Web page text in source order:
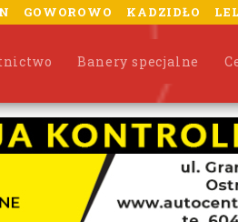
GOWOROWO KADZIDŁO
Banery specjalne